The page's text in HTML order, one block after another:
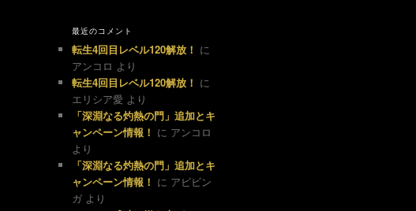
最近のコメント
転生4回目レベル120解放！ に
アンコロ より
転生4回目レベル120解放！ に
エリシア愛 より
「深淵なる灼熱の門」追加とキ
ャンペーン情報！ に アンコロ
より
「深淵なる灼熱の門」追加とキ
ャンペーン情報！ に アビビン
ガ より